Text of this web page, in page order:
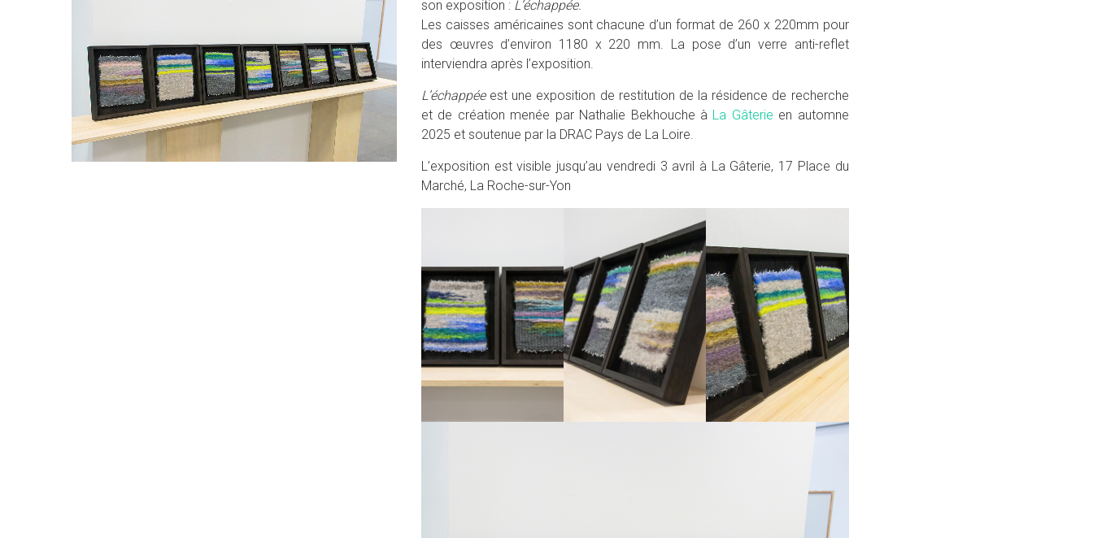
son exposition : L’échappée.
Les caisses américaines sont chacune d’un format de 260 x 220mm pour
des œuvres d’environ 1180 x 220 mm. La pose d’un verre anti-reflet
interviendra après l’exposition.
L’échappéeest une exposition de restitution de la résidence de recherche
et de création menée par Nathalie Bekhouche à La Gâterie en automne
2025 et soutenue par la DRAC Pays de La Loire.
L’exposition est visible jusqu’au vendredi 3 avril à La Gâterie, 17 Place du
Marché, La Roche-sur-Yon